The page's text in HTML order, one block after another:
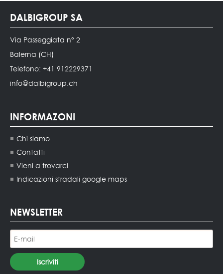
DALBIGROUP SA
Via Passeggiata n° 2
Balerna (CH)
Telefono: +41 912229371
info@dalbigroup.ch
INFORMAZONI
Chi siamo
Contatti
Vieni a trovarci
Indicazioni stradali google maps
NEWSLETTER